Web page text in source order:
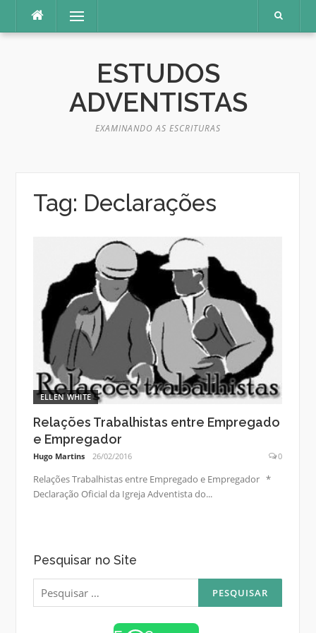
o
Menu
ESTUDOS
ADVENTISTAS
EXAMINANDO AS ESCRITURAS
Tag: Declarações
ELLEN WHITE
Relações Trabalhistas entre Empregado
e Empregador
Hugo Martins 26/02/2016 0
Relações Trabalhistas entre Empregado e Empregador *
Declaração Oficial da Igreja Adventista do...
Pesquisar no Site
Pesquisar
por: